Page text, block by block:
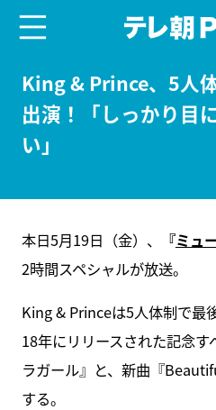
King & Prince、5人
出演！「しっかり目
い」
本日5月19日（金）、 『ミュ
2時間スペシャルが放送。
King & Princeは5人体制で最
18年にリリースされた記念
ラガール』と、新曲『
する。